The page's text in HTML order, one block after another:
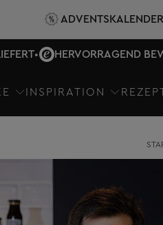
• HERVORRAGEND
INSPIRATION